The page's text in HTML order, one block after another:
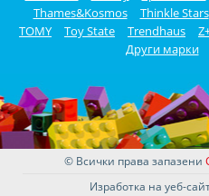
Thames&Kosmos
Thinkle Stars
TOMY
Toy State Trendhaus
Други марки
© Всички права запазени
Изработка на уеб-